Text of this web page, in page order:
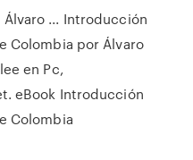
... Introducción
Colombia por Álvaro
en Pc,
eBook Introducción
Colombia